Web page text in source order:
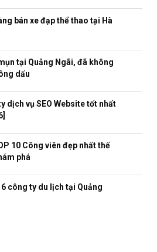
bán xe đạp thể thao tại Hà
tại Quảng Ngãi, đã không
dấu
dịch vụ SEO Website tốt nhất
10 Công viên đẹp nhất thế
phá
6 công ty du lịch tại Quảng